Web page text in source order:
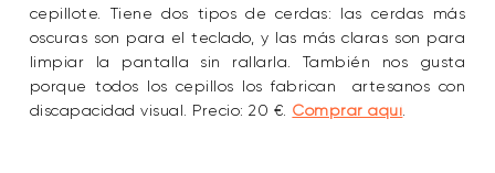
cepillote. Tiene dos tipos de cerdas: las cerdas más
oscuras son para el teclado, y las más claras son para
limpiar la pantalla sin rallarla. También nos gusta
porque todos los cepillos los fabrican artesanos con
discapacidad visual. Precio: 20 €. Comprar aquí